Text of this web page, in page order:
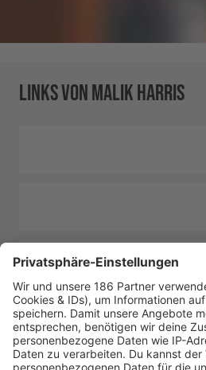
LINKS VON MALIK HARRIS
FACEBOOK
WEBSITE